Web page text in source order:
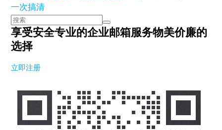
一次搞清
享受安全专业的企业邮箱服务物美价廉的
选择
立即注册